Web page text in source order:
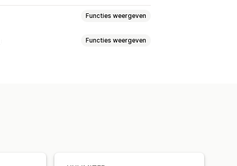
Functies weergeven
Uitbreidingen
Functies weergeven